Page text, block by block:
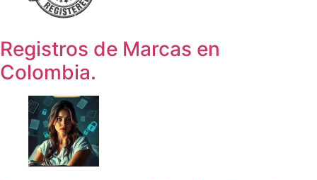
Registros de Marcas en
Colombia.